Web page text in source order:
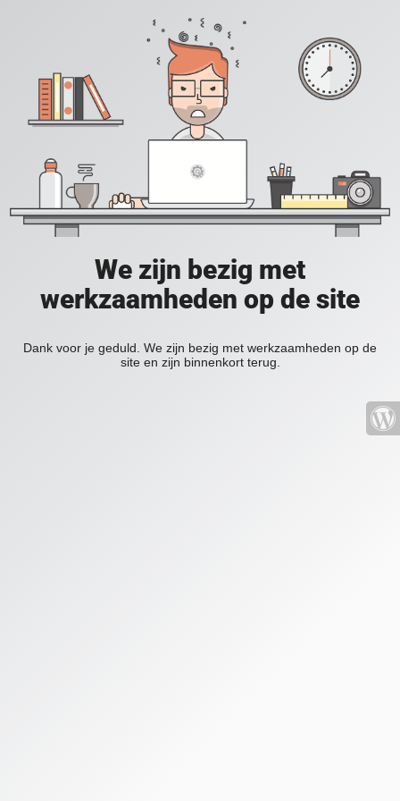
We zijn bezig met
werkzaamheden op de site
Dank voor je geduld. We zijn bezig met werkzaamheden op de
site en zijn binnenkort terug.